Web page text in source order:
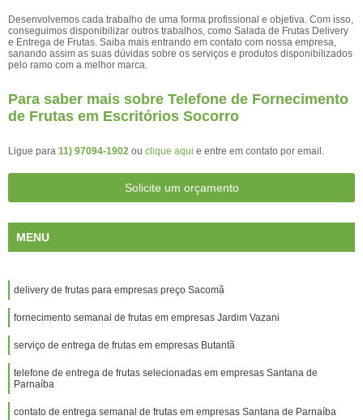
Desenvolvemos cada trabalho de uma forma profissional e objetiva. Com isso,
conseguimos disponibilizar outros trabalhos, como Salada de Frutas Delivery
e Entrega de Frutas. Saiba mais entrando em contato com nossa empresa,
sanando assim as suas dúvidas sobre os serviços e produtos disponibilizados
pelo ramo com a melhor marca.
Para saber mais sobre Telefone de Fornecimento
de Frutas em Escritórios Socorro
Ligue para 11) 97094-1902 ou clique aqui e entre em contato por email.
Solicite um orçamento
MENU
delivery de frutas para empresas preço Sacomã
fornecimento semanal de frutas em empresas Jardim Vazani
serviço de entrega de frutas em empresas Butantã
telefone de entrega de frutas selecionadas em empresas Santana de
Parnaíba
contato de entrega semanal de frutas em empresas Santana de Parnaíba